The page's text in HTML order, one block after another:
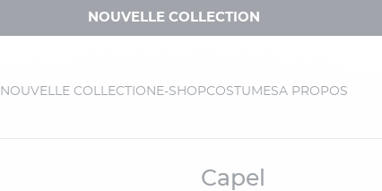
NOUVELLE COLLECTION
NOUVELLE COLLECTION E-SHOPCOSTUMESA PROPOS
capel